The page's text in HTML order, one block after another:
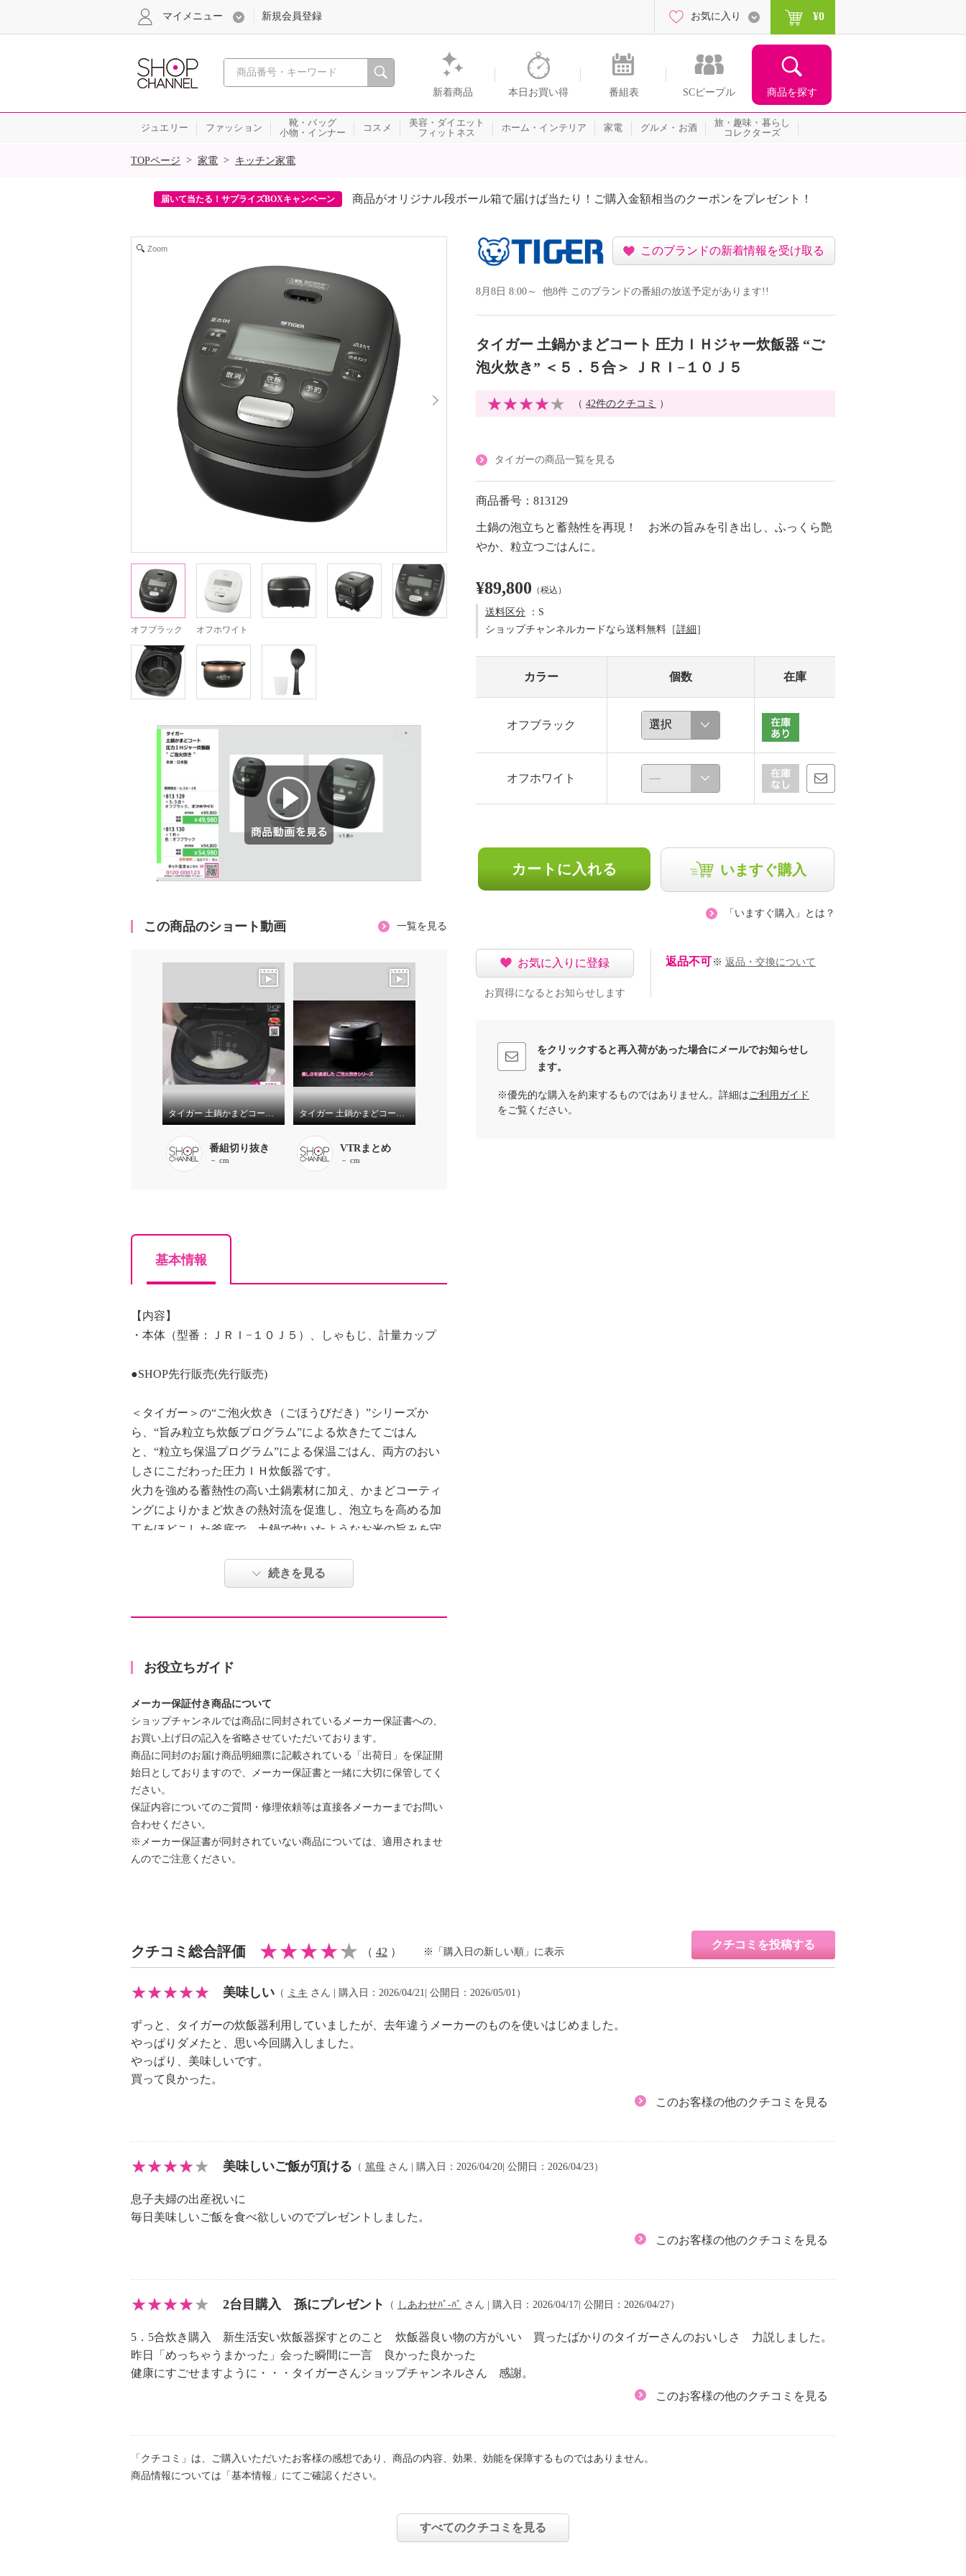
心おどる、瞬間を。通販・テレビショッピングのショップチャンネル
新着商品 本日お買い得 番組表 SCピープル 商品を探す
マイメニュー 新規会員登録 お気に入り ¥0
ジュエリー ファッション
靴・バッグ
小物・インナー
コスメ
美容・ダイエット
フィットネス
ホーム・インテリア 家電 グルメ・お酒
旅・趣味・暮らし
コレクターズ
SALE
TOPページ > 家電 > キッチン家電
届いて当たる！サプライズBOXキャンペーン 商品がオリジナル段ボール箱で届けば当たり！ご購入金額相当のクーポンをプレゼント！
Zoom
オフブラック オフホワイト
この商品のショート動画 一覧を見る
タイガー 土鍋かまどコート 圧力ＩＨジャー炊飯器 “ご泡火炊き” ＜５．５合＞ ＪＲＩ－１０Ｊ５
番組切り抜き
－ cm
タイガー 土鍋かまどコート 圧力ＩＨジャー炊飯器 “ご泡火炊き” ＜５．５合＞ ＪＲＩ－１０Ｊ５
VTRまとめ
－ cm
基本情報
【内容】
・本体（型番：ＪＲＩ−１０Ｊ５）、しゃもじ、計量カップ
●SHOP先行販売(先行販売)
＜タイガー＞の“ご泡火炊き（ごほうびだき）”シリーズか
ら、“旨み粒立ち炊飯プログラム”による炊きたてごはん
と、“粒立ち保温プログラム”による保温ごはん、両方のおい
しさにこだわった圧力ＩＨ炊飯器です。
火力を強める蓄熱性の高い土鍋素材に加え、かまどコーティ
ングによりかまど炊きの熱対流を促進し、泡立ちを高める加
工をほどこした釜底で、土鍋で炊いたようなお米の旨みを守
により、お米の甘みを引き出し、一粒ひと粒が存在感のある
かりとした食感に仕上げてくれる“赤飯コース”や、少量のご
ト。
お手入れパーツは内なべ、ボールレスフラット内ふたの２点
だけと、使いやすさも追求。 おいしいごはんで、毎日の食
事を特別な時間にしてくれる逸品です。
【サイズ】
・約幅２５．１×奥行３０．２×高さ２１．６ｃｍ
【重さ】
・約５．４ｋｇ
【消費電力】
・年間消費電力量：９０．７ｋＷｈ／年
メニュー時）
【電気代（目安）】
・１回あたりの炊飯時（「エコ炊き」メニュー時）：約５．
・最大炊飯容量：１リットル
・炊飯容量：白米＝０．０９〜１．０リットル（０．５〜
らお手入れする
・調理後は、においが残りやすいので、必ずその日のうちに
クリーニングし、においを取り除く
・お手入れにはやわらかいスポンジ、やわらかい布、家庭用
１．洗剤をうすめた水またはぬるま湯で、スポンジを使って
洗い、水ですすぐ
続きを見る
お役立ちガイド
メーカー保証付き商品について
ショップチャンネルでは商品に同封されているメーカー保証書への、
お買い上げ日の記入を省略させていただいております。
商品に同封のお届け商品明細票に記載されている「出荷日」を保証開
始日としておりますので、メーカー保証書と一緒に大切に保管してく
ださい。
保証内容についてのご質問・修理依頼等は直接各メーカーまでお問い
合わせください。
※メーカー保証書が同封されていない商品については、適用されませ
んのでご注意ください。
このブランドの新着情報を受け取る
8月8日 8:00～ 他8件 このブランドの番組の放送予定があります!!
タイガー 土鍋かまどコート 圧力ＩＨジャー炊飯器 “ご
泡火炊き” ＜５．５合＞ ＪＲＩ−１０Ｊ５
（ 42件のクチコミ ）
タイガーの商品一覧を見る
商品番号：813129
土鍋の泡立ちと蓄熱性を再現！ お米の旨みを引き出し、ふっくら艶
やか、粒立つごはんに。
¥89,800 （税込）
送料区分 ：S
ショップチャンネルカードなら送料無料［詳細 ］
カラー 個数 在庫
オフブラック
オフホワイト
カートに入れる いますぐ購入
「いますぐ購入」とは？
お気に入りに登録
お買得になるとお知らせします
返品不可 ※ 返品・交換について
をクリックすると再入荷があった場合にメールでお知らせし
ます。
※優先的な購入を約束するものではありません。詳細は ご利用ガイド
をご覧ください。
クチコミ総合評価 （ 42 ）
クチコミを投稿する
※「購入日の新しい順」に表示
美味しい （ ミキ さん | 購入日：2026/04/21| 公開日：2026/05/01）
ずっと、タイガーの炊飯器利用していましたが、去年違うメーカーのものを使いはじめました。
やっぱりダメたと、思い今回購入しました。
やっぱり、美味しいです。
買って良かった。
このお客様の他のクチコミを見る
美味しいご飯が頂ける （ 篤母 さん | 購入日：2026/04/20| 公開日：2026/04/23）
息子夫婦の出産祝いに
毎日美味しいご飯を食べ欲しいのでプレゼントしました。
このお客様の他のクチコミを見る
2台目購入 孫にプレゼント （ しあわせﾊﾞ-ﾊﾞ さん | 購入日：2026/04/17| 公開日：2026/04/27）
5．5合炊き購入 新生活安い炊飯器探すとのこと 炊飯器良い物の方がいい 買ったばかりのタイガーさんのおいしさ 力説しました。
昨日「めっちゃうまかった」会った瞬間に一言 良かった良かった
健康にすごせますように・・・タイガーさんショップチャンネルさん 感謝。
このお客様の他のクチコミを見る
「クチコミ」は、ご購入いただいたお客様の感想であり、商品の内容、効果、効能を保障するものではありません。
商品情報については「基本情報」にてご確認ください。
すべてのクチコミを見る